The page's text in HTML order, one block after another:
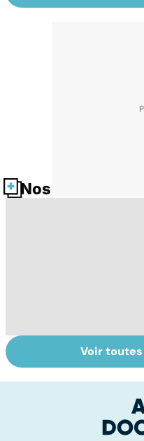
Nos fiches santé
Le TDAH, un
trouble de
hyperactivité
Voir